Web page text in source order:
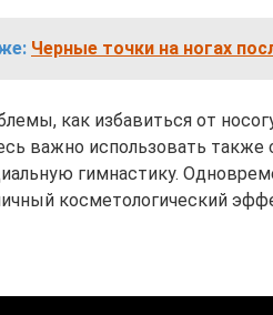
Черные точки на ногах
как избавиться от
важно использовать
гимнастику.
косметологический